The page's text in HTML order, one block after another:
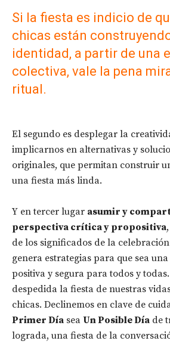
Si la fiesta es indicio de
chicas están
identidad, a partir de una
colectiva, vale la pena
ritual.
El segundo es desplegar la
implicarnos en alternativas y
originales, que permitan construir
una fiesta más linda.
Y en tercer lugar asumir y
perspectiva crítica y propositiva
de los significados de la
genera estrategias para que sea
positiva y segura para todos y
despedida la fiesta de nuestras
chicas. Declinemos en clave de
Primer Día sea Un Posible Día de
lograda, una fiesta de la